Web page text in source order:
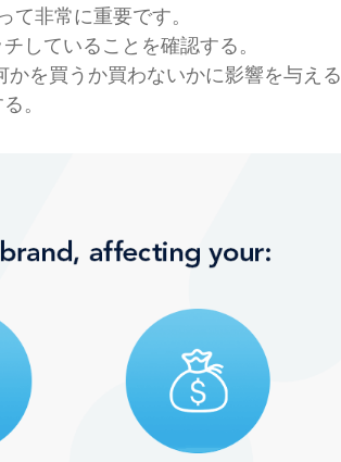
非常に重要です。
していることを確認する。
を買うか買わないかに影響を与える
。